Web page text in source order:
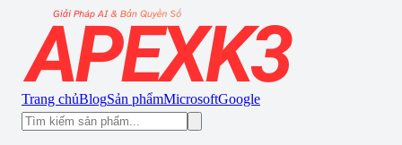
Trang chủBlogSản phẩmMicrosoftGoogle